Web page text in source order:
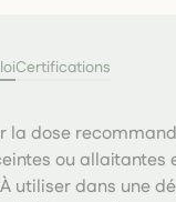
Certifications
la dose
ou allaitantes
utiliser dans une